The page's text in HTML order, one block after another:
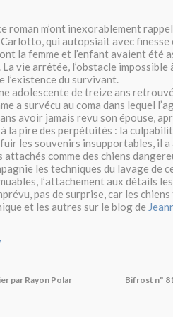
roman m’ont inexorablement
qui autopsiait avec
la femme et l’enfant avaient été
La vie arrêtée, l’obstacle impossible
l’existence du survivant.
adolescente de treize ans
a survécu au coma dans lequel
avoir jamais revu son épouse,
la pire des perpétuités : la
les souvenirs insupportables, il
comme des chiens
les techniques du lavage de
l’attachement aux détails
pas de surprise, car les
et les autres sur le blog de
par Rayon Polar Bifrost n°